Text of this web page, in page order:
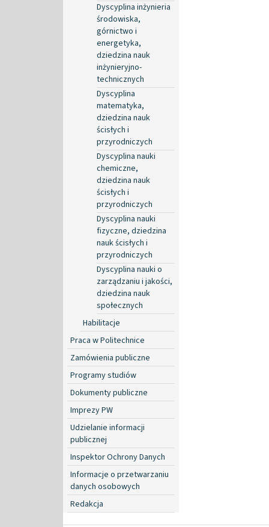
Dyscyplina inżynieria
środowiska,
górnictwo i
energetyka,
dziedzina nauk
inżynieryjno-
technicznych
Dyscyplina
matematyka,
dziedzina nauk
ścisłych i
przyrodniczych
Dyscyplina nauki
chemiczne,
dziedzina nauk
ścisłych i
przyrodniczych
Dyscyplina nauki
fizyczne, dziedzina
nauk ścisłych i
przyrodniczych
Dyscyplina nauki o
zarządzaniu i jakości,
dziedzina nauk
społecznych
Habilitacje
Praca w Politechnice
Zamówienia publiczne
Programy studiów
Dokumenty publiczne
Imprezy PW
Udzielanie informacji
publicznej
Inspektor Ochrony Danych
Informacje o przetwarzaniu
danych osobowych
Redakcja